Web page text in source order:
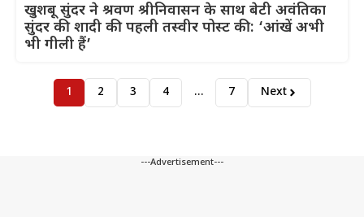
खुशबू सुंदर ने श्रवण श्रीनिवासन के साथ बेटी अवंतिका
सुंदर की शादी की पहली तस्वीर पोस्ट की: ‘आंखें अभी
भी गीली हैं’
1 2 3 4 … 7 Next
---Advertisement---